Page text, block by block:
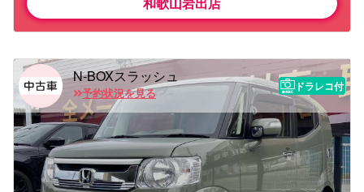
N-BOXスラッシュ
予約状況を見る
ドラレコ付